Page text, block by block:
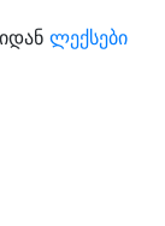
ლექსები